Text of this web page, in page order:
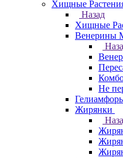
Хищные
Назад
Хищные
Венерины
Не
Жирянки